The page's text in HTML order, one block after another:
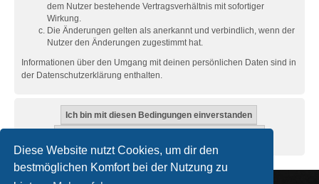
Diese Website nutzt Cookies, um dir den
bestmöglichen Komfort bei der Nutzung zu
dem Nutzer bestehende Vertragsverhältnis mit sofortiger
Wirkung.
Die Änderungen gelten als anerkannt und verbindlich, wenn der
Nutzer den Änderungen zugestimmt hat.
Informationen über den Umgang mit deinen persönlichen Daten sind in
der Datenschutzerklärung enthalten.